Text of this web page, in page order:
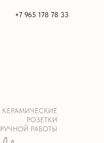
+7 965 178 78 33
КЕРАМИЧЕСКИЕ
РОЗЕТКИ
РУЧНОЙ РАБОТЫ